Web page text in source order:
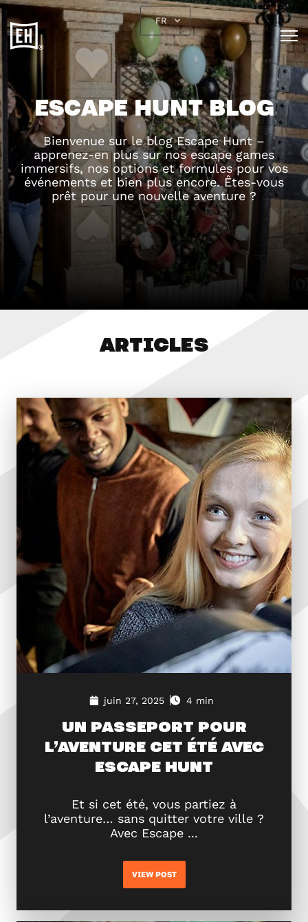
FR
ESCAPE HUNT BLOG
Bienvenue sur le blog Escape Hunt –
apprenez-en plus sur nos escape games
immersifs, nos options et formules pour vos
événements et bien plus encore. Êtes-vous
prêt pour une nouvelle aventure ?
ARTICLES
juin 27, 2025 4 min
UN PASSEPORT POUR
L’AVENTURE CET ÉTÉ AVEC
ESCAPE HUNT
Et si cet été, vous partiez à
l’aventure… sans quitter votre ville ?
Avec Escape ...
VIEW POST